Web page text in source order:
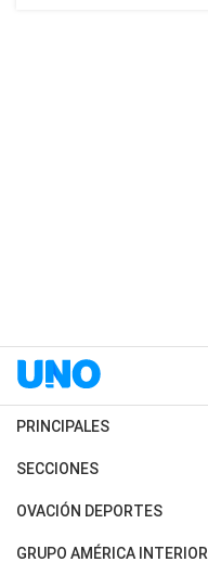
PRINCIPALES
Últimas Noticias
Política
SECCIONES
Horóscopo
Motores
OVACIÓN DEPORTES
Fútbol
GRUPO AMÉRICA INTERIOR